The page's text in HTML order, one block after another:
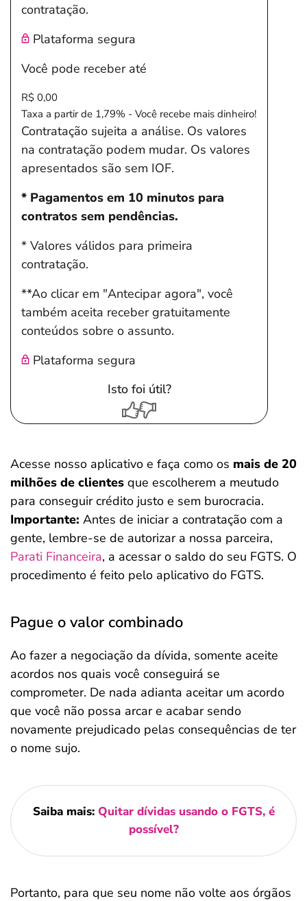
contratação.
Plataforma segura
Você pode receber até
R$ 0,00
Taxa a partir de 1,79% - Você recebe mais dinheiro!
Contratação sujeita a análise. Os valores
na contratação podem mudar. Os valores
apresentados são sem IOF.
* Pagamentos em 10 minutos para
contratos sem pendências.
* Valores válidos para primeira
contratação.
**Ao clicar em "Antecipar agora", você
também aceita receber gratuitamente
conteúdos sobre o assunto.
Plataforma segura
Isto foi útil?
Acesse nosso aplicativo e faça como os mais de 20
milhões de clientes que escolherem a meutudo
para conseguir crédito justo e sem burocracia.
Importante: Antes de iniciar a contratação com a
gente, lembre-se de autorizar a nossa parceira,
Parati Financeira, a acessar o saldo do seu FGTS. O
procedimento é feito pelo aplicativo do FGTS.
Pague o valor combinado
Ao fazer a negociação da dívida, somente aceite
acordos nos quais você conseguirá se
comprometer. De nada adianta aceitar um acordo
que você não possa arcar e acabar sendo
novamente prejudicado pelas consequências de ter
o nome sujo.
Saiba mais: Quitar dívidas usando o FGTS, é
possível?
Portanto, para que seu nome não volte aos órgãos